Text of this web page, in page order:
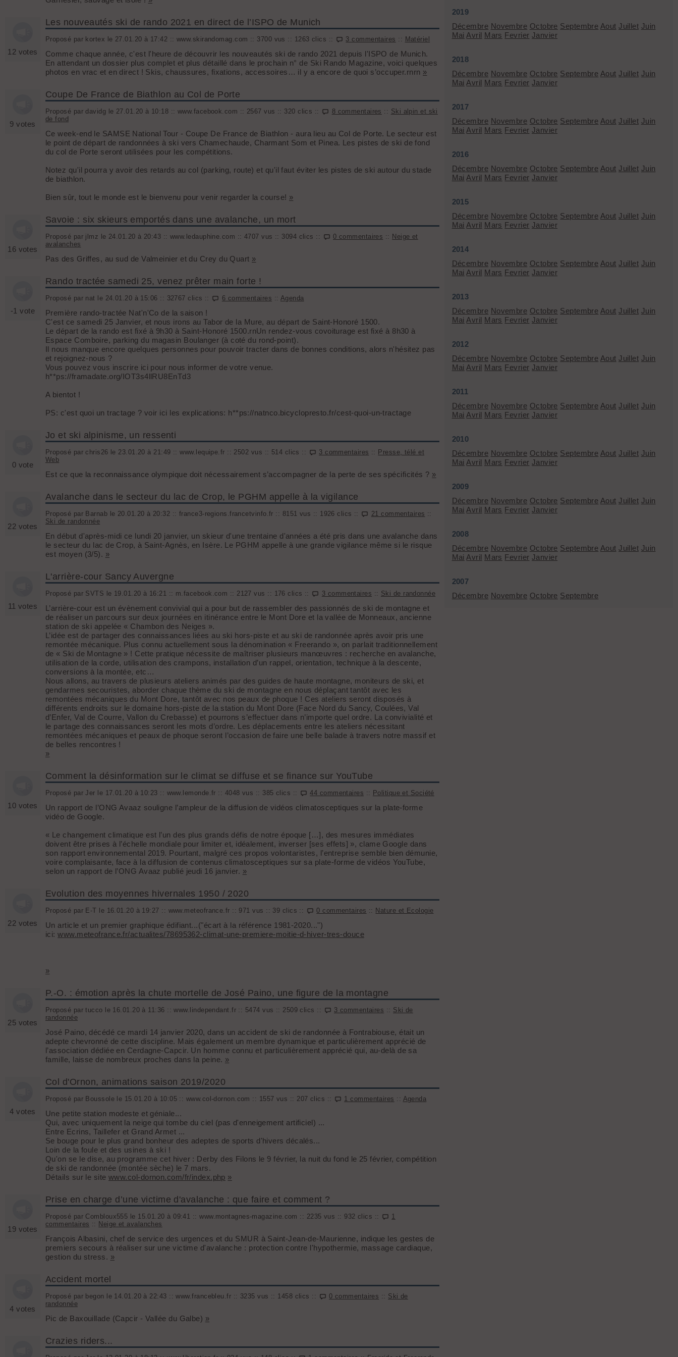
12 votes
Les nouveautés ski de rando 2021 en direct de l’ISPO de Munich
Proposé par kortex le 27.01.20 à 17:42 :: www.skirandomag.com :: 3700 vus :: 1263 clics :: 3 commentaires :: Matériel
Comme chaque année, c'est l'heure de découvrir les nouveautés ski de rando 2021 depuis l'ISPO de Munich.
En attendant un dossier plus complet et plus détaillé dans le prochain n° de Ski Rando Magazine, voici quelques
photos en vrac et en direct ! Skis, chaussures, fixations, accessoires… il y a encore de quoi s’occuper.rnrn »
9 votes
Coupe De France de Biathlon au Col de Porte
Proposé par davidg le 27.01.20 à 10:18 :: www.facebook.com :: 2567 vus :: 320 clics :: 8 commentaires :: Ski alpin et ski
de fond
Ce week-end le SAMSE National Tour - Coupe De France de Biathlon - aura lieu au Col de Porte. Le secteur est
le point de départ de randonnées à ski vers Chamechaude, Charmant Som et Pinea. Les pistes de ski de fond
du col de Porte seront utilisées pour les compétitions.
Notez qu'il pourra y avoir des retards au col (parking, route) et qu'il faut éviter les pistes de ski autour du stade
de biathlon.
Bien sûr, tout le monde est le bienvenu pour venir regarder la course! »
16 votes
Savoie : six skieurs emportés dans une avalanche, un mort
Proposé par jlmz le 24.01.20 à 20:43 :: www.ledauphine.com :: 4707 vus :: 3094 clics :: 0 commentaires ::
Neige et
avalanches
Pas des Griffes, au sud de Valmeinier et du Crey du Quart »
-1 vote
Rando tractée samedi 25, venez prêter main forte !
Proposé par nat le 24.01.20 à 15:06 :: 32767 clics :: 6 commentaires :: Agenda
Première rando-tractée Nat'n'Co de la saison !
C'est ce samedi 25 Janvier, et nous irons au Tabor de la Mure, au départ de Saint-Honoré 1500.
Le départ de la rando est fixé à 9h30 à Saint-Honoré 1500.rnUn rendez-vous covoiturage est fixé à 8h30 à
Espace Comboire, parking du magasin Boulanger (à coté du rond-point).
Il nous manque encore quelques personnes pour pouvoir tracter dans de bonnes conditions, alors n'hésitez pas
et rejoignez-nous ?
Vous pouvez vous inscrire ici pour nous informer de votre venue.
h**ps://framadate.org/IOT3s4llRU8EnTd3
A bientot !
PS: c'est quoi un tractage ? voir ici les explications: h**ps://natnco.bicyclopresto.fr/cest-quoi-un-tractage
0 vote
Jo et ski alpinisme, un ressenti
Proposé par chris26 le 23.01.20 à 21:49 :: www.lequipe.fr :: 2502 vus :: 514 clics :: 3 commentaires ::
Presse, télé et
Web
Est ce que la reconnaissance olympique doit nécessairement s’accompagner de la perte de ses spécificités ? »
22 votes
Avalanche dans le secteur du lac de Crop, le PGHM appelle à la vigilance
Proposé par Barnab le 20.01.20 à 20:32 :: france3-regions.francetvinfo.fr :: 8151 vus :: 1926 clics :: 21 commentaires ::
Ski de randonnée
En début d'après-midi ce lundi 20 janvier, un skieur d'une trentaine d'années a été pris dans une avalanche dans
le secteur du lac de Crop, à Saint-Agnès, en Isère. Le PGHM appelle à une grande vigilance même si le risque
est moyen (3/5). »
11 votes
L'arrière-cour Sancy Auvergne
Proposé par SVTS le 19.01.20 à 16:21 :: m.facebook.com :: 2127 vus :: 176 clics :: 3 commentaires :: Ski de randonnée
L’arrière-cour est un évènement convivial qui a pour but de rassembler des passionnés de ski de montagne et
de réaliser un parcours sur deux journées en itinérance entre le Mont Dore et la vallée de Monneaux, ancienne
station de ski appelée « Chambon des Neiges ».
L’idée est de partager des connaissances liées au ski hors-piste et au ski de randonnée après avoir pris une
remontée mécanique. Plus connu actuellement sous la dénomination « Freerando », on parlait traditionnellement
de « Ski de Montagne » ! Cette pratique nécessite de maîtriser plusieurs manœuvres : recherche en avalanche,
utilisation de la corde, utilisation des crampons, installation d’un rappel, orientation, technique à la descente,
conversions à la montée, etc…
Nous allons, au travers de plusieurs ateliers animés par des guides de haute montagne, moniteurs de ski, et
gendarmes secouristes, aborder chaque thème du ski de montagne en nous déplaçant tantôt avec les
remontées mécaniques du Mont Dore, tantôt avec nos peaux de phoque ! Ces ateliers seront disposés à
différents endroits sur le domaine hors-piste de la station du Mont Dore (Face Nord du Sancy, Coulées, Val
d’Enfer, Val de Courre, Vallon du Crebasse) et pourrons s’effectuer dans n’importe quel ordre. La convivialité et
le partage des connaissances seront les mots d’ordre. Les déplacements entre les ateliers nécessitant
remontées mécaniques et peaux de phoque seront l’occasion de faire une belle balade à travers notre massif et
de belles rencontres !
»
10 votes
Comment la désinformation sur le climat se diffuse et se finance sur YouTube
Proposé par Jer le 17.01.20 à 10:23 :: www.lemonde.fr :: 4048 vus :: 385 clics :: 44 commentaires :: Politique et Société
Un rapport de l’ONG Avaaz souligne l’ampleur de la diffusion de vidéos climatosceptiques sur la plate-forme
vidéo de Google.
« Le changement climatique est l’un des plus grands défis de notre époque […], des mesures immédiates
doivent être prises à l’échelle mondiale pour limiter et, idéalement, inverser [ses effets] », clame Google dans
son rapport environnemental 2019. Pourtant, malgré ces propos volontaristes, l’entreprise semble bien démunie,
voire complaisante, face à la diffusion de contenus climatosceptiques sur sa plate-forme de vidéos YouTube,
selon un rapport de l’ONG Avaaz publié jeudi 16 janvier. »
22 votes
Evolution des moyennes hivernales 1950 / 2020
Proposé par E-T le 16.01.20 à 19:27 :: www.meteofrance.fr :: 971 vus :: 39 clics :: 0 commentaires :: Nature et Ecologie
Un article et un premier graphique édifiant...("écart à la référence 1981-2020...")
ici:www.meteofrance.fr/actualites/78695362-climat-une-premiere-moitie-d-hiver-tres-douce
»
25 votes
P.-O. : émotion après la chute mortelle de José Paino, une figure de la montagne
Proposé par tucco le 16.01.20 à 11:36 :: www.lindependant.fr :: 5474 vus :: 2509 clics :: 3 commentaires :: Ski de
randonnée
José Paino, décédé ce mardi 14 janvier 2020, dans un accident de ski de randonnée à Fontrabiouse, était un
adepte chevronné de cette discipline. Mais également un membre dynamique et particulièrement apprécié de
l’association dédiée en Cerdagne-Capcir. Un homme connu et particulièrement apprécié qui, au-delà de sa
famille, laisse de nombreux proches dans la peine. »
4 votes
Col d'Ornon, animations saison 2019/2020
Proposé par Boussole le 15.01.20 à 10:05 :: www.col-dornon.com :: 1557 vus :: 207 clics :: 1 commentaires :: Agenda
Une petite station modeste et géniale...
Qui, avec uniquement la neige qui tombe du ciel (pas d'enneigement artificiel) ...
Entre Ecrins, Taillefer et Grand Armet ...
Se bouge pour le plus grand bonheur des adeptes de sports d'hivers décalés...
Loin de la foule et des usines à ski !
Qu'on se le dise, au programme cet hiver : Derby des Filons le 9 février, la nuit du fond le 25 février, compétition
de ski de randonnée (montée sèche) le 7 mars.
Détails sur le site www.col-dornon.com/fr/index.php »
19 votes
Prise en charge d’une victime d'avalanche : que faire et comment ?
Proposé par Combloux555 le 15.01.20 à 09:41 :: www.montagnes-magazine.com :: 2235 vus :: 932 clics ::
1
commentaires :: Neige et avalanches
François Albasini, chef de service des urgences et du SMUR à Saint-Jean-de-Maurienne, indique les gestes de
premiers secours à réaliser sur une victime d'avalanche : protection contre l'hypothermie, massage cardiaque,
gestion du stress. »
4 votes
Accident mortel
Proposé par begon le 14.01.20 à 22:43 :: www.francebleu.fr :: 3235 vus :: 1458 clics :: 0 commentaires :: Ski de
randonnée
Pic de Baxouillade (Capcir - Vallée du Galbe) »
Crazies riders...
2019
Décembre Novembre Octobre Septembre Aout Juillet Juin
Mai Avril Mars Fevrier Janvier
2018
Décembre Novembre Octobre Septembre Aout Juillet Juin
Mai Avril Mars Fevrier Janvier
2017
Décembre Novembre Octobre Septembre Aout Juillet Juin
Mai Avril Mars Fevrier Janvier
2016
Décembre Novembre Octobre Septembre Aout Juillet Juin
Mai Avril Mars Fevrier Janvier
2015
Décembre Novembre Octobre Septembre Aout Juillet Juin
Mai Avril Mars Fevrier Janvier
2014
Décembre Novembre Octobre Septembre Aout Juillet Juin
Mai Avril Mars Fevrier Janvier
2013
Décembre Novembre Octobre Septembre Aout Juillet Juin
Mai Avril Mars Fevrier Janvier
2012
Décembre Novembre Octobre Septembre Aout Juillet Juin
Mai Avril Mars Fevrier Janvier
2011
Décembre Novembre Octobre Septembre Aout Juillet Juin
Mai Avril Mars Fevrier Janvier
2010
Décembre Novembre Octobre Septembre Aout Juillet Juin
Mai Avril Mars Fevrier Janvier
2009
Décembre Novembre Octobre Septembre Aout Juillet Juin
Mai Avril Mars Fevrier Janvier
2008
Décembre Novembre Octobre Septembre Aout Juillet Juin
Mai Avril Mars Fevrier Janvier
2007
Décembre Novembre Octobre Septembre